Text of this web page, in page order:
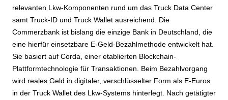
relevanten Lkw-Komponenten rund um das Truck Data Center
samt Truck-ID und Truck Wallet ausreichend. Die
Commerzbank ist bislang die einzige Bank in Deutschland, die
eine hierfür einsetzbare E-Geld-Bezahlmethode entwickelt hat.
Sie basiert auf Corda, einer etablierten Blockchain-
Plattformtechnologie für Transaktionen. Beim Bezahlvorgang
wird reales Geld in digitaler, verschlüsselter Form als E-Euros
in der Truck Wallet des Lkw-Systems hinterlegt. Nach getätigter